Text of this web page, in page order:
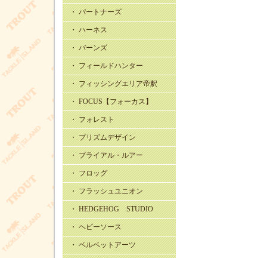
・ パートナーズ
・ ハーネス
・ バーンズ
・ フィールドハンター
・ フィッシングエリア帝釈
・ FOCUS【フォーカス】
・ フォレスト
・ プリズムデザイン
・ プライアル・ルアー
・ フロッグ
・ フラッシュユニオン
・ HEDGEHOG STUDIO
・ ヘビーソース
・ ベルベットアーツ